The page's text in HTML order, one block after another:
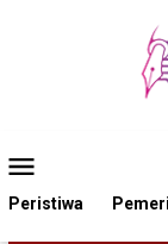
Mobile
Peristiwa